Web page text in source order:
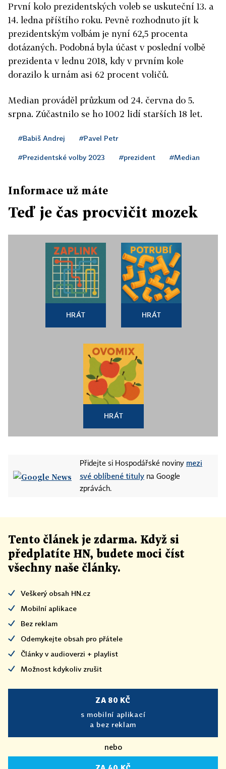
První kolo prezidentských voleb se uskuteční 13. a
14. ledna příštího roku. Pevně rozhodnuto jít k
prezidentským volbám je nyní 62,5 procenta
dotázaných. Podobná byla účast v poslední volbě
prezidenta v lednu 2018, kdy v prvním kole
dorazilo k urnám asi 62 procent voličů.
Median prováděl průzkum od 24. června do 5.
srpna. Zúčastnilo se ho 1002 lidí starších 18 let.
#Babiš Andrej #Pavel Petr
#Prezidentské volby 2023 #prezident #Median
Informace už máte
Teď je čas procvičit mozek
HRÁT HRÁT
HRÁT
Přidejte si Hospodářské noviny mezi
své oblíbené tituly na Google
zprávách.
Tento článek je zdarma. Když si
předplatíte HN, budete moci číst
všechny naše články.
Veškerý obsah HN.cz
Mobilní aplikace
Bez reklam
Odemykejte obsah pro přátele
Články v audioverzi + playlist
Možnost kdykoliv zrušit
ZA 80 KČ
s mobilní aplikací
a bez reklam
nebo